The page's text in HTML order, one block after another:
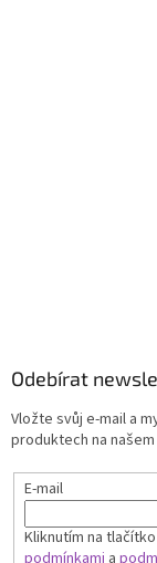
Odebírat
Vložte svůj e-mail a
produktech na
E-mail
Kliknutím na tlačítko
podmínkami a